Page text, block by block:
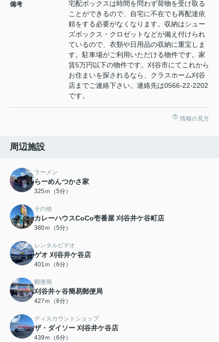
備考
宅配ボックスは時間を問わず荷物を受け取る
ことができるので、自宅に不在でも再配達依
頼をする必要がなくなります。収納はシュー
ズボックス・クロゼットなどが備え付けられ
ているので、衣類や日用品の収納に重宝しま
す。駐車場がご利用いただける物件です。家
賃5万円以下の物件です。刈谷市にてこれから
お住まいを探されるなら、クラスホーム刈谷
店までご連絡下さい。連絡先は0566-22-2202
です。
情報の見方
周辺施設
ラーメン
らーめんつかさ家
325ｍ（5分）
その他
カレーハウスCoCo壱番屋 刈谷井ケ谷町店
380ｍ（5分）
レンタルビデオ
ゲオ 刈谷井ケ谷店
401ｍ（6分）
郵便局
刈谷井ヶ谷簡易郵便局
427ｍ（6分）
ディスカウントショップ
ザ・ダイソー 刈谷井ケ谷店
439ｍ（6分）